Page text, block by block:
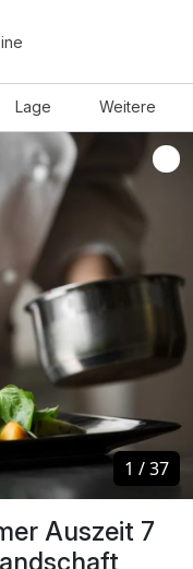
Lage Weitere
Auszeit 7
1 /37
1 /37